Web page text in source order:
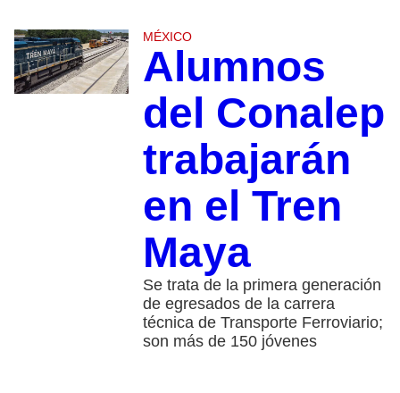
MÉXICO
Alumnos
del Conalep
trabajarán
en el Tren
Maya
Se trata de la primera generación
de egresados de la carrera
técnica de Transporte Ferroviario;
son más de 150 jóvenes